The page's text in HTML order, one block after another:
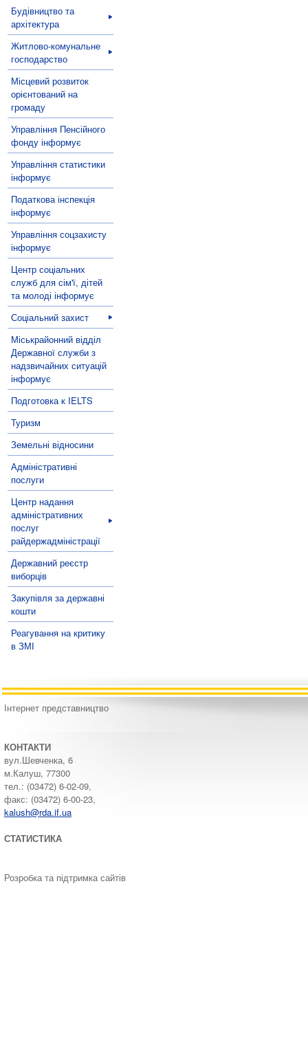
Будівництво та
архітектура
Житлово-комунальне
господарство
Місцевий розвиток
орієнтований на
громаду
Управління Пенсійного
фонду інформує
Управління статистики
інформує
Податкова інспекція
інформує
Управління соцзахисту
інформує
Центр соціальних
служб для сім'ї, дітей
та молоді інформує
Соціальний захист
Міськрайонний відділ
Державної служби з
надзвичайних ситуацій
інформує
Подготовка к IELTS
Туризм
Земельні відносини
Адміністративні
послуги
Центр надання
адміністративних
послуг
райдержадміністрації
Державний реєстр
виборців
Закупівля за державні
кошти
Реагування на критику
в ЗМІ
Інтернет представництво
КОНТАКТИ
вул.Шевченка, 6
м.Калуш, 77300
тел.: (03472) 6-02-09,
факс: (03472) 6-00-23,
kalush@rda.if.ua
СТАТИСТИКА
Розробка та підтримка сайтів